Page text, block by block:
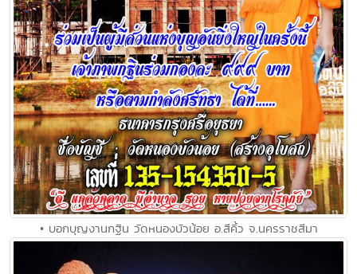
• บอกบุญงานกฐิน วัดหนองบัวน้อย อ.สีคิ้ว จ.นครราชสีมา